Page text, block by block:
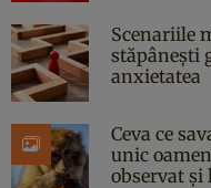
Scenariile
stăpânești
anxietatea
Ceva ce
unic
observat și